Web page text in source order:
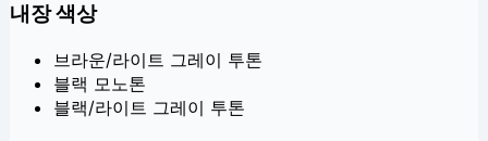
내장 색상
브라운/라이트 그레이 투톤
블랙 모노톤
블랙/라이트 그레이 투톤